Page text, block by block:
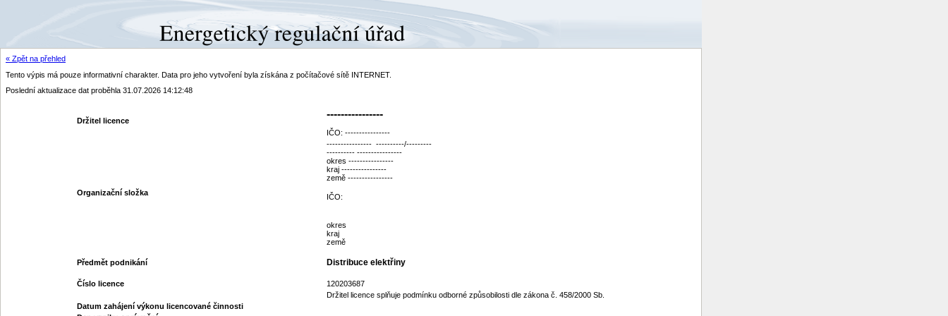
« Zpět na přehled
Tento výpis má pouze informativní charakter. Data pro jeho vytvoření byla získána z počítačové sítě INTERNET.
Poslední aktualizace dat proběhla 31.07.2026 14:12:48
Držitel licence
----------------
IČO: ----------------
---------------- ----------/---------
---------- ----------------
okres ----------------
kraj ----------------
země ----------------
Organizační složka
IČO:
okres
kraj
země
Předmět podnikání Distribuce elektřiny
Číslo licence
120203687
Držitel licence splňuje podmínku odborné způsobilosti dle zákona č. 458/2000 Sb.
Datum zahájení výkonu licencované činnosti